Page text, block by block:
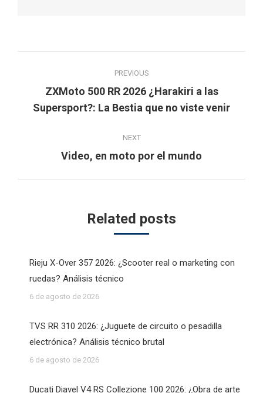
navigation
PREVIOUS
Previous
post:
ZXMoto 500 RR 2026 ¿Harakiri a las
Supersport?: La Bestia que no viste venir
NEXT
Next
Video, en moto por el mundo
Related posts
Rieju X-Over 357 2026: ¿Scooter real o marketing con
ruedas? Análisis técnico
6 de agosto de 2026
TVS RR 310 2026: ¿Juguete de circuito o pesadilla
electrónica? Análisis técnico brutal
6 de agosto de 2026
Ducati Diavel V4 RS Collezione 100 2026: ¿Obra de arte